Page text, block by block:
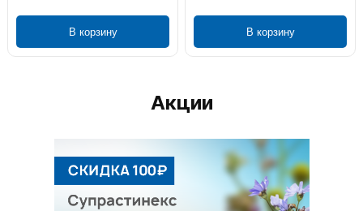
В корзину В корзину
Акции